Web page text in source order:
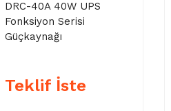
DRC-40A 40W UPS
Fonksiyon Serisi
Güçkaynağı
Teklif İste